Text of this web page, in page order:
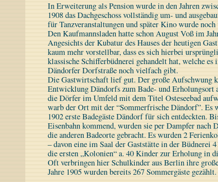
In Erweiterung als Pension wurde in den Jahren
1908 das Dachgeschoss vollständig um- und
für Tanzveranstaltungen und später Kino wurde
Den Kaufmannsladen hatte schon August Voß im
Angesichts der Kubatur des Hauses der heutigen
kaum mehr vorstellbar, dass es sich hierbei
klassische Schifferbüdnerei gehandelt hat, welche es
Dändorfer Dorfstraße noch vielfach gibt.
Die Gastwirtschaft lief gut. Der große Aufschwung
Entwicklung Dändorfs zum Bade- und Erholungsort
die Dörfer im Umfeld mit dem Titel Osteseebad
warb der Ort mit der “Sommerfrische Dändorf”. Es
1902 erste Badegäste Dändorf für sich entdeckten.
Eisenbahn kommend, wurden sie per Dampfer nach
die anderen Badeorte gebracht. Es wurden 2
– davon eine im Saal der Gaststätte in der Büdnerei
die ersten „Kolonien“ a. 40 Kinder zur Erholung in
Oft verbringen hier Schulkinder aus Berlin ihre
Jahre 1905 wurden bereits 267 Sommergäste gezählt.